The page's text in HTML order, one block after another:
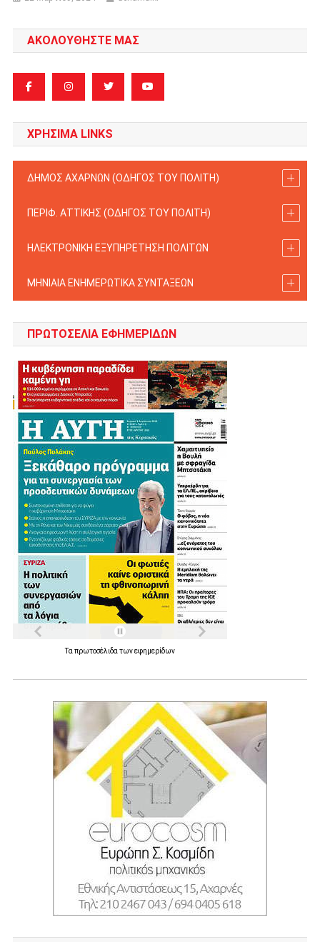
ΑΚΟΛΟΥΘΗΣΤΕ ΜΑΣ
ΧΡΗΣΙΜΑ LINKS
ΔΗΜΟΣ ΑΧΑΡΝΩΝ (ΟΔΗΓΟΣ TOY ΠΟΛΙΤΗ)
ΠΕΡΙΦ. ΑΤΤΙΚΗΣ (ΟΔΗΓΟΣ TOY ΠΟΛΙΤΗ)
ΗΛΕΚΤΡΟΝΙΚΗ ΕΞΥΠΗΡΕΤΗΣΗ ΠΟΛΙΤΩΝ
ΜΗΝΙΑΙΑ ΕΝΗΜΕΡΩΤΙΚΑ ΣΥΝΤΑΞΕΩΝ
ΠΡΩΤΟΣΈΛΙΑ ΕΦΗΜΕΡΊΔΩΝ
Τα πρωτοσέλιδα τωνεφημερίδων